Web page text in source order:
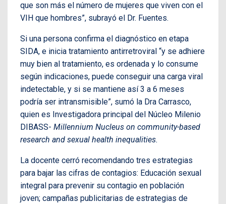
que son más el número de mujeres que viven con el
VIH que hombres”, subrayó el Dr. Fuentes.
Si una persona confirma el diagnóstico en etapa
SIDA, e inicia tratamiento antirretroviral “y se adhiere
muy bien al tratamiento, es ordenada y lo consume
según indicaciones, puede conseguir una carga viral
indetectable, y si se mantiene así 3 a 6 meses
podría ser intransmisible”, sumó la Dra Carrasco,
quien es Investigadora principal del Núcleo Milenio
DIBASS- Millennium Nucleus on community-based
research and sexual health inequalities.
La docente cerró recomendando tres estrategias
para bajar las cifras de contagios: Educación sexual
integral para prevenir su contagio en población
joven; campañas publicitarias de estrategias de